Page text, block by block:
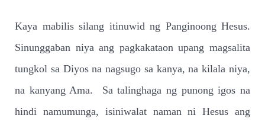
Kaya mabilis silang itinuwid ng Panginoong Hesus.
Sinunggaban niya ang pagkakataon upang magsalita
tungkol sa Diyos na nagsugo sa kanya, na kilala niya,
na kanyang Ama.
Sa talinghaga ng punong igos na
hindi namumunga, isiniwalat naman ni Hesus ang